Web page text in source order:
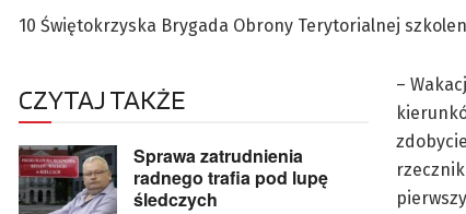
10 Świętokrzyska Brygada Obrony Terytorialnej
CZYTAJ TAKŻE
Sprawa zatrudnienia
radnego trafia pod lupę
śledczych
–